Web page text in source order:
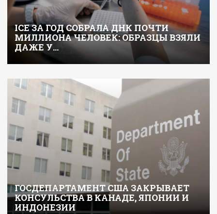
ICE ЗА ГОД СОБРАЛА ДНК ПОЧТИ
МИЛЛИОНА ЧЕЛОВЕК: ОБРАЗЦЫ ВЗЯЛИ
ДАЖЕ У…
ГОСДЕПАРТАМЕНТ США ЗАКРЫВАЕТ
КОНСУЛЬСТВА В КАНАДЕ, ЯПОНИИ И
ИНДОНЕЗИИ